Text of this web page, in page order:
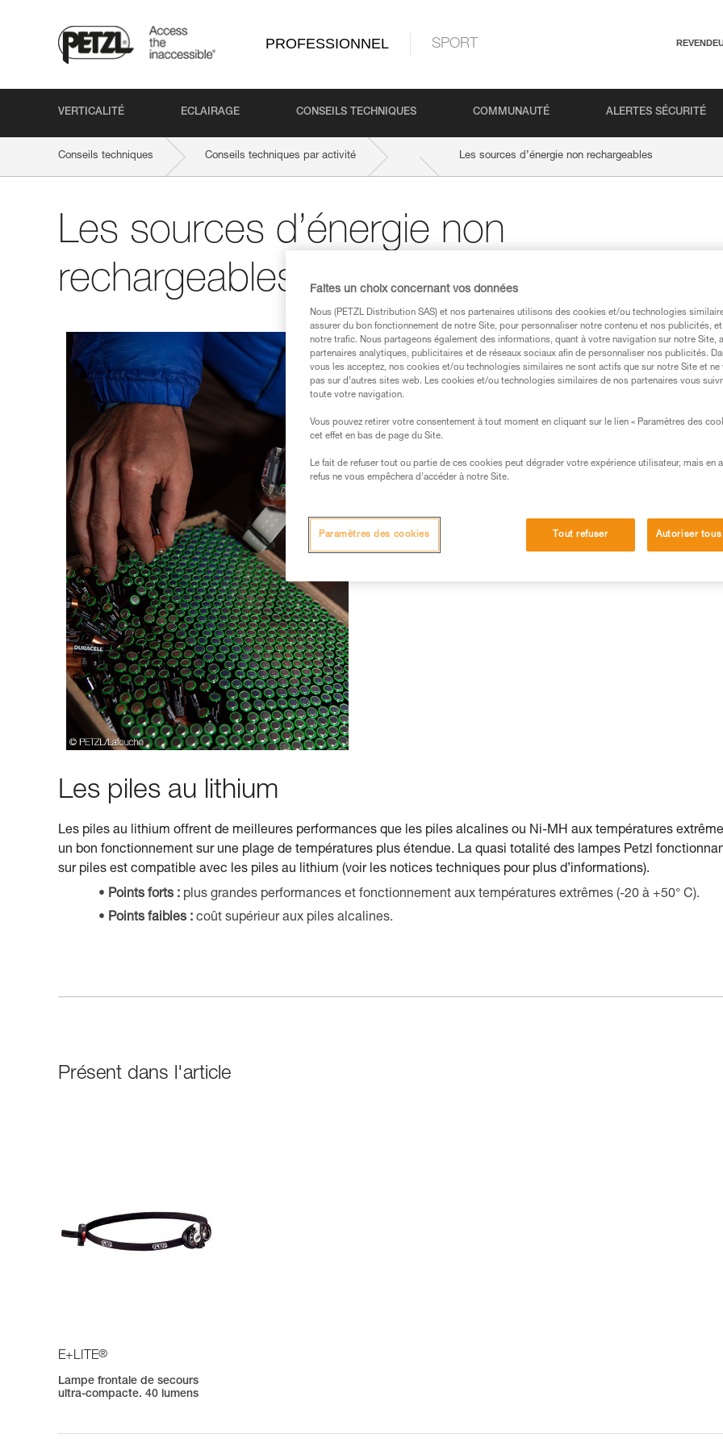
PROFESSIONNEL SPORT
VERTICALITÉ ECLAIRAGE CONSEILS TECHNIQUES COMMUNAUTÉ ALERTES SÉCURITÉ
Conseils techniques Conseils techniques par activité Les sources d’énergie non rechargeables
Les sources d’énergie non
rechargeables
Les piles alcalines
Très répandues et disponibles partout dans le monde, les piles
salines. Elles sont en outre bien adaptées à la plupart des
équipements électriques autonomes modernes.
Points forts : disponibilité, temps de stockage.
Les piles au lithium
Les piles au lithium offrent de meilleures performances que les piles alcalines ou Ni-MH aux températures
un bon fonctionnement sur une plage de températures plus étendue. La quasi totalité des lampes Petzl
sur piles est compatible avec les piles au lithium (voir les notices techniques pour plus d’informations).
Points forts : plus grandes performances et fonctionnement aux températures extrêmes (-20 à +50° C).
Points faibles : coût supérieur aux piles alcalines.
Présent dans l'article
E+LITE®
Lampe frontale de secours
ultra-compacte. 40 lumens
Faites un choix concernant vos données
Nous (PETZL Distribution SAS) et nos partenaires utilisons des cookies et/ou technologies
assurer du bon fonctionnement de notre Site, pour personnaliser notre contenu et nos publicités,
notre trafic. Nous partageons également des informations, quant à votre navigation sur notre Site,
partenaires analytiques, publicitaires et de réseaux sociaux afin de personnaliser nos publicités.
vous les acceptez, nos cookies et/ou technologies similaires ne sont actifs que sur notre Site et ne
pas sur d’autres sites web. Les cookies et/ou technologies similaires de nos partenaires vous
toute votre navigation.
Vous pouvez retirer votre consentement à tout moment en cliquant sur le lien « Paramètres des
cet effet en bas de page du Site.
Le fait de refuser tout ou partie de ces cookies peut dégrader votre expérience utilisateur, mais en
refus ne vous empêchera d’accéder à notre Site.
Tout refuser Autoriser
Paramètres des cookies